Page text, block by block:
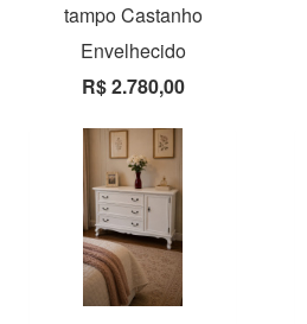
tampo Castanho
Envelhecido
R$ 2.780,00